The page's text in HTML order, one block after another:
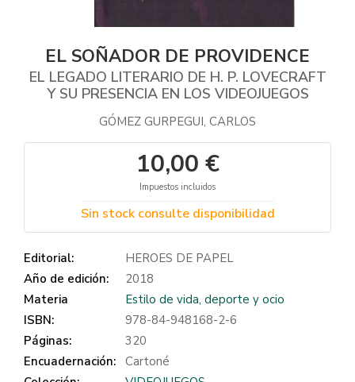
EL SOÑADOR DE PROVIDENCE
EL LEGADO LITERARIO DE H. P. LOVECRAFT
Y SU PRESENCIA EN LOS VIDEOJUEGOS
GÓMEZ GURPEGUI, CARLOS
10,00 €
Impuestos incluidos
Sin stock consulte disponibilidad
Editorial:
HEROES DE PAPEL
Año de edición:
2018
Materia
Estilo de vida, deporte y ocio
ISBN:
978-84-948168-2-6
Páginas:
320
Encuadernación: Cartoné